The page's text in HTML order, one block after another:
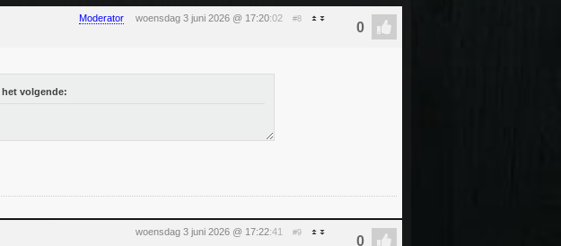
Moderator woensdag 3 juni 2026 @ 17:20:02 #8
het volgende:
woensdag 3 juni 2026 @ 17:22:41 #9